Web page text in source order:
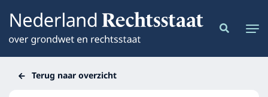
Terug naar overzicht